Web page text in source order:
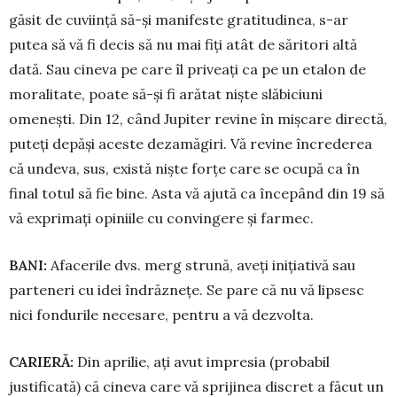
găsit de cuviință să-și ma­nifeste gratitudinea, s-ar
putea să vă fi decis să nu mai fiți atât de săritori altă
dată. Sau cineva pe care îl priveați ca pe un etalon de
moralitate, poate să-și fi arătat niște slăbiciuni
omenești. Din 12, când Ju­piter revine în mișcare directă,
puteți depăși aceste dezamăgiri. Vă revine încrederea
că undeva, sus, există niște forțe care se ocupă ca în
final totul să fie bine. Asta vă ajută ca începând din 19 să
vă exprimați opiniile cu convingere și farmec.
BANI: Afacerile dvs. merg strună, aveți ini­ția­tivă sau
parteneri cu idei îndrăznețe. Se pare că nu vă lipsesc
nici fondurile necesare, pentru a vă dezvolta.
CARIERĂ: Din aprilie, ați avut impresia (pro­babil
justificată) că cineva care vă spri­jinea discret a făcut un